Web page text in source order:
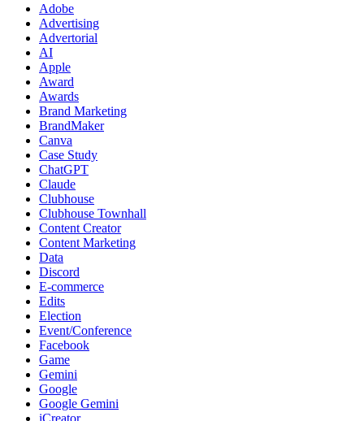
Adobe
Advertising
Advertorial
AI
Apple
Award
Awards
Brand Marketing
BrandMaker
Canva
Case Study
ChatGPT
Claude
Clubhouse
Clubhouse Townhall
Content Creator
Content Marketing
Data
Discord
E-commerce
Edits
Election
Event/Conference
Facebook
Game
Gemini
Google
Google Gemini
iCreator